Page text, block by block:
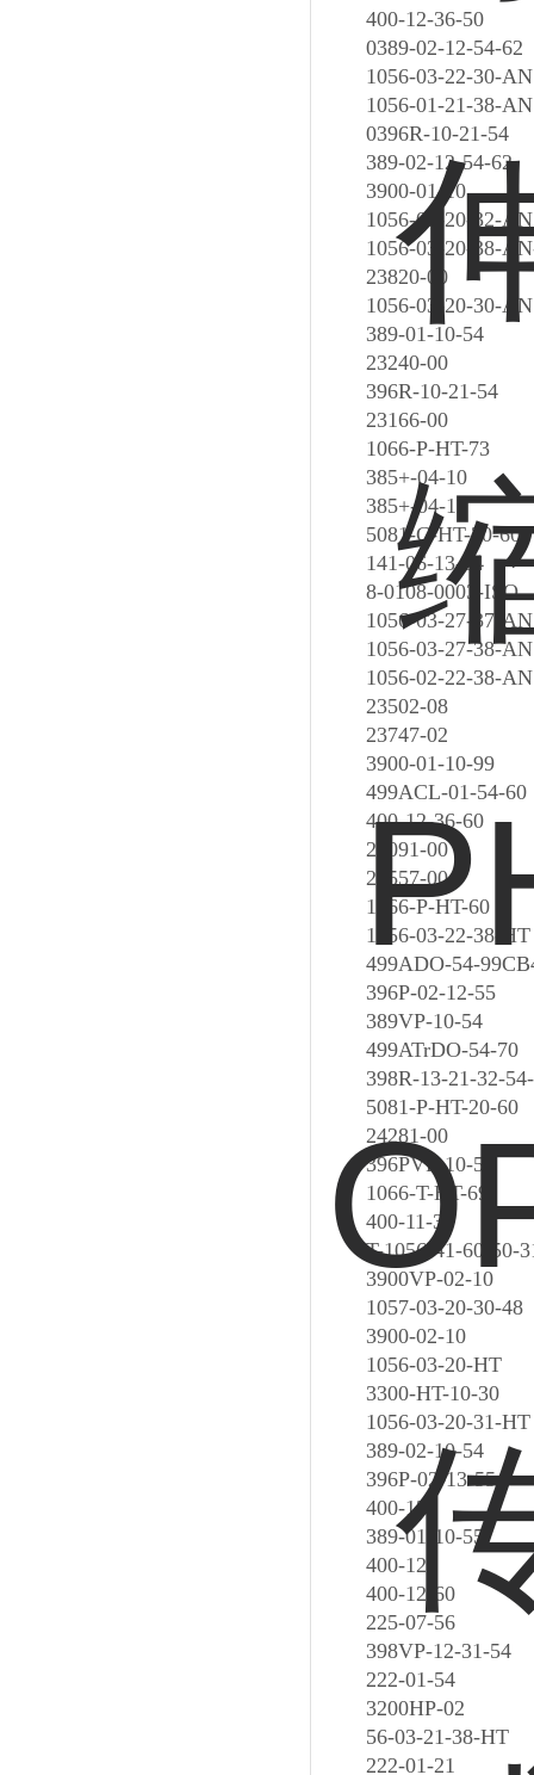
400-12-36-50
0389-02-12-54-62
1056-03-22-30-AN
1056-01-21-38-AN
0396R-10-21-54
389-02-12-54-62
3900-01-10
1056-01-20-32-AN
1056-03-20-38-
23820-00
1056-03-20-30-AN
389-01-10-54
23240-00
396R-10-21-54
23166-00
1066-P-HT-73
385+-04-10
385+-04-11
5081-C-HT-20-60
141-06-13-54
8-0108-0003-ISO
1056-03-27-37-AN
1056-03-27-38-AN
1056-02-22-38-
23502-08
23747-02
3900-01-10-99
499ACL-01-54-60
400-12-36-60
24091-00
23557-00
1066-P-HT-60
1056-03-22-38-HT
499ADO-54-
396P-02-12-55
389VP-10-54
499ATrDO-54-70
398R-13-21-32-
5081-P-HT-20-60
24281-00
396PVP-10-55
1066-T-HT-69
400-11-36
T-1056-41-60-50-
3900VP-02-10
1057-03-20-30-48
3900-02-10
1056-03-20-HT
3300-HT-10-30
1056-03-20-31-HT
389-02-10-54
396P-02-13-55
400-13
389-01-10-55
400-12
400-12-60
225-07-56
398VP-12-31-54
222-01-54
3200HP-02
56-03-21-38-HT
222-01-21